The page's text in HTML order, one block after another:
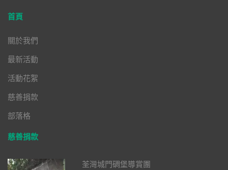
首頁
關於我們
最新活動
活動花絮
慈善捐款
部落格
慈善捐款
荃灣城門碉堡導賞團